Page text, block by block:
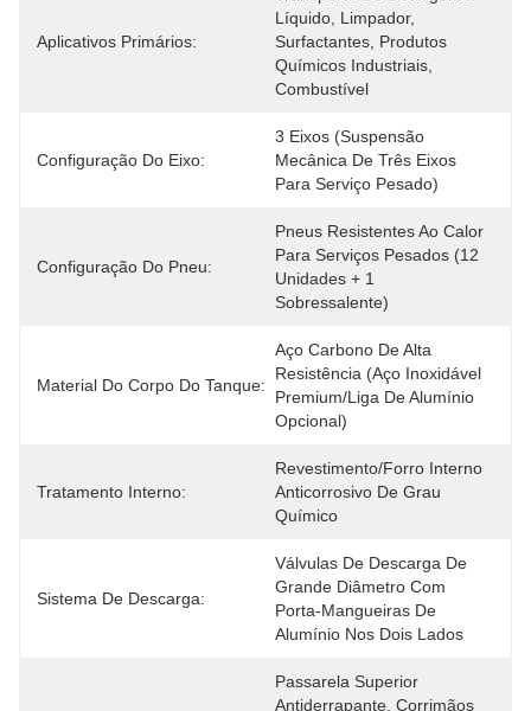
Aplicativos Primários:
Líquido, Limpador,
Surfactantes, Produtos
Químicos Industriais,
Combustível
Configuração Do Eixo:
3 Eixos (suspensão
Mecânica De Três Eixos
Para Serviço Pesado)
Configuração Do Pneu:
Pneus Resistentes Ao Calor
Para Serviços Pesados ​​(12
Unidades + 1
Sobressalente)
Material Do Corpo Do Tanque:
Aço Carbono De Alta
Resistência (aço Inoxidável
Premium/liga De Alumínio
Opcional)
Tratamento Interno:
Revestimento/forro Interno
Anticorrosivo De Grau
Químico
Sistema De Descarga:
Válvulas De Descarga De
Grande Diâmetro Com
Porta-Mangueiras De
Alumínio Nos Dois Lados
Passarela Superior
Antiderrapante, Corrimãos